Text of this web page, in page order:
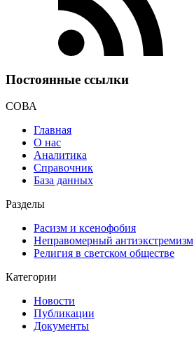
Постоянные ссылки
СОВА
Главная
О нас
Аналитика
Справочник
База данных
Разделы
Расизм и ксенофобия
Неправомерный антиэкстремизм
Религия в светском обществе
Категории
Новости
Публикации
Документы